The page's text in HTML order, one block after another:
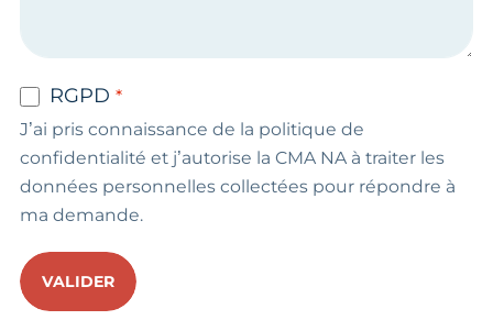
RGPD
J’ai pris connaissance de la politique de
confidentialité et j’autorise la CMA NA à traiter les
données personnelles collectées pour répondre à
ma demande.
VALIDER